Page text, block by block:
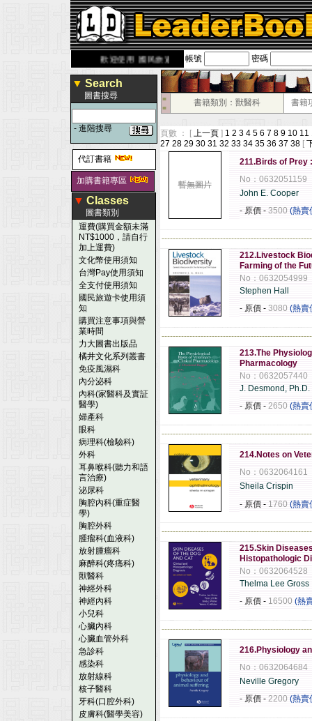
歡迎使用 國民旅遊卡！！ 帳號 密碼
▼ Search
圖書搜尋
- 進階搜尋
代訂書籍
加購書籍專區
▼ Classes
圖書類別
運費(購買金額未滿
NT$1000，請自行
加上運費)
文化幣使用須知
台灣Pay使用須知
全支付使用須知
國民旅遊卡使用須
知
購買注意事項與營
業時間
力大圖書出版品
橘井文化系列叢書
免疫風濕科
內分泌科
內科(家醫科及實証
醫學)
婦產科
眼科
病理科(檢驗科)
外科
耳鼻喉科(聽力和語
言治療)
泌尿科
胸腔內科(重症醫
學)
胸腔外科
腫瘤科(血液科)
放射腫瘤科
麻醉科(疼痛科)
獸醫科
神經外科
神經內科
小兒科
心臟內科
心臟血管外科
急診科
感染科
放射線科
核子醫科
牙科(口腔外科)
皮膚科(醫學美容)
■
■
書籍類別：獸醫科 書籍
頁數 ： [ 上一頁 ] 1 2 3 4 5 6 7 8 9 10 11
27 28 29 30 31 32 33 34 35 36 37 38 [
暫無圖片
211.Birds of Prey
No：0632051159
John E. Cooper
- 原價 - 3500 (熱賣
212.Livestock
Farming of the
No：0632054999
Stephen Hall
- 原價 - 3080 (熱賣
213.The
Pharmacology
No：0632057440
J. Desmond,
- 原價 - 2650 (熱賣
214.Notes on
No：0632064161
Sheila Crispin
- 原價 - 1760 (熱賣
215.Skin
Histopathologic
No：0632064528
Thelma Lee Gross
- 原價 - 16500 (熱
216.Physiology
No：0632064684
Neville Gregory
- 原價 - 2200 (熱賣